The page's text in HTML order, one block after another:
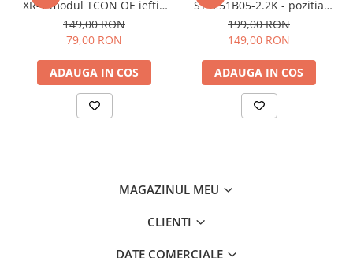
XR-1 modul TCON OE ieftin
- pozitia PX536 PX539 PX746
GG07 GG301 GG406 GG822
149,00 RON
79,00 RON
ADAUGA IN COS
ST4251B05-2.2K - pozitia
GG547 YY121
199,00 RON
149,00 RON
ADAUGA IN COS
MAGAZINUL MEU
CLIENTI
DATE COMERCIALE